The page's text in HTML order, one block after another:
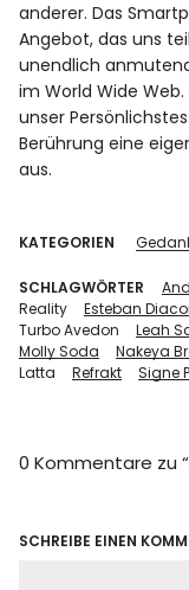
anderer. Das
Angebot, das uns
unendlich
im World Wide
unser
Berührung eine
aus.
KATEGORIEN
SCHLAGWÖRTER
Reality
Esteban
Turbo Avedon
Leah
Molly Soda
Nakeya
Latta
Refrakt Signe
0 Kommentare zu “
SCHREIBE EINEN